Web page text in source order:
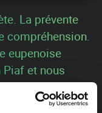
La prévente
compréhension.
eupenoise
Piaf et nous